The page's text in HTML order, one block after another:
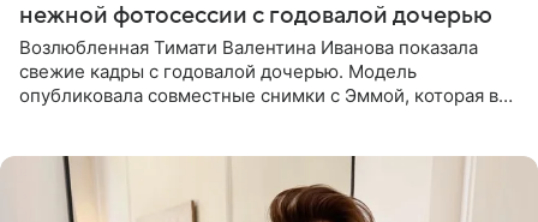
нежной фотосессии с годовалой дочерью
Возлюбленная Тимати Валентина Иванова показала
свежие кадры с годовалой дочерью. Модель
опубликовала совместные снимки с Эммой, которая в